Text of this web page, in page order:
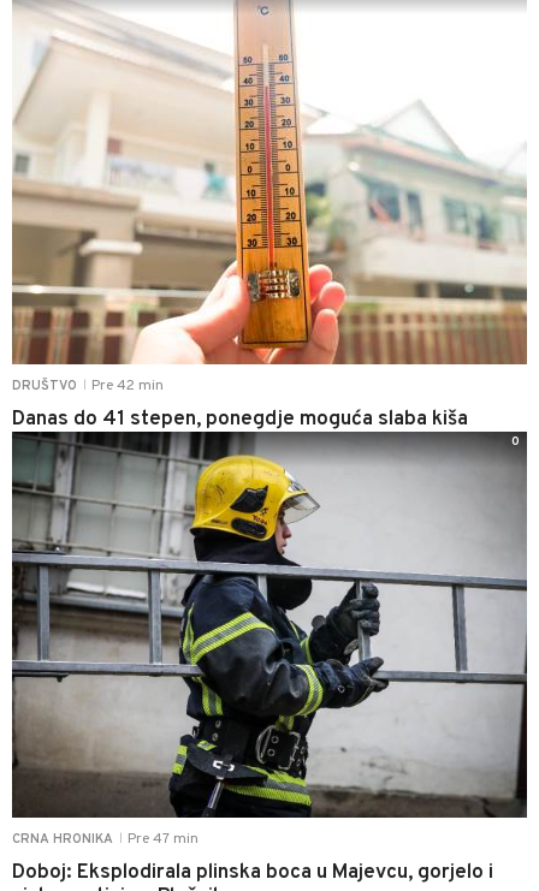
DRUŠTVO Pre 42 min
Danas do 41 stepen, ponegdje moguća slaba kiša
CRNA HRONIKA Pre 47 min
Doboj: Eksplodirala plinska boca u Majevcu, gorjelo i
0